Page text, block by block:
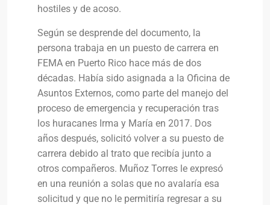
hostiles y de acoso.
Según se desprende del documento, la
persona trabaja en un puesto de carrera en
FEMA en Puerto Rico hace más de dos
décadas. Había sido asignada a la Oficina de
Asuntos Externos, como parte del manejo del
proceso de emergencia y recuperación tras
los huracanes Irma y María en 2017. Dos
años después, solicitó volver a su puesto de
carrera debido al trato que recibía junto a
otros compañeros. Muñoz Torres le expresó
en una reunión a solas que no avalaría esa
solicitud y que no le permitiría regresar a su